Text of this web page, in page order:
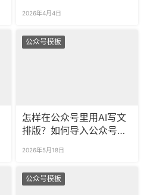
2026年4月4日
公众号模板
怎样在公众号里用AI写文
排版？如何导入公众号文
2026年5月18日
公众号模板